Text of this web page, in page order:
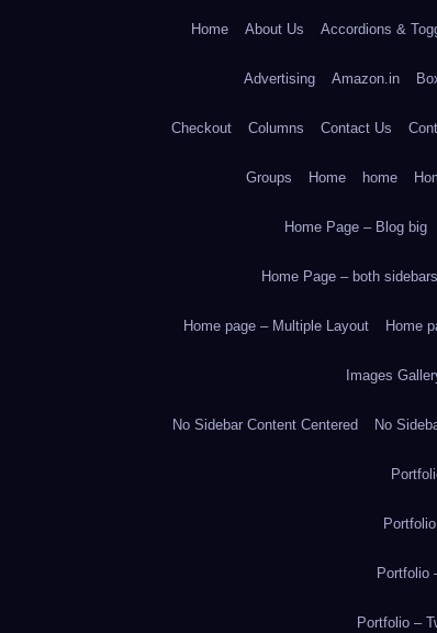
Home About Us Accordions &
Advertising Amazon.in
Checkout Columns Contact Us
Groups Home home
Home Page – Blog big
Home Page – both
Home page – Multiple Layout Home
Images
No Sidebar Content Centered No
Portfolio
Portfolio –